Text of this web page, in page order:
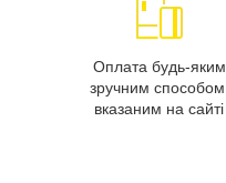
Оплата будь-яким
зручним способом,
вказаним на сайті